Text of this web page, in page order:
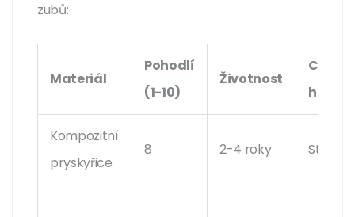
zubů:
Materiál
Pohodlí
(1-10)
Životnost
Kompozitní
pryskyřice
8 2-4 roky Střední